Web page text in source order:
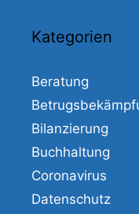
Kategorien
Beratung
Bilanzierung
Buchhaltung
Coronavirus
Datenschutz